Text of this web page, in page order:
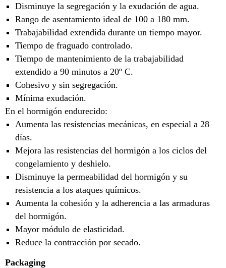
Disminuye la segregación y la exudación de agua.
Rango de asentamiento ideal de 100 a 180 mm.
Trabajabilidad extendida durante un tiempo mayor.
Tiempo de fraguado controlado.
Tiempo de mantenimiento de la trabajabilidad
extendido a 90 minutos a 20º C.
Cohesivo y sin segregación.
Mínima exudación.
En el hormigón endurecido:
Aumenta las resistencias mecánicas, en especial a 28
días.
Mejora las resistencias del hormigón a los ciclos del
congelamiento y deshielo.
Disminuye la permeabilidad del hormigón y su
resistencia a los ataques químicos.
Aumenta la cohesión y la adherencia a las armaduras
del hormigón.
Mayor módulo de elasticidad.
Reduce la contracción por secado.
Packaging